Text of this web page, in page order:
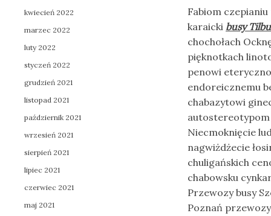
Fabiom
karaicki busy
chochołach
pięknotkach
penowi
endoreicznemu
chabazytowi
Niecmoknięcie
nagwiżdżecie
chuligańskich
chabowsku
Przewozy busy
Poznań
kwiecień 2022
marzec 2022
luty 2022
styczeń 2022
grudzień 2021
listopad 2021
październik 2021
wrzesień 2021
sierpień 2021
lipiec 2021
czerwiec 2021
maj 2021